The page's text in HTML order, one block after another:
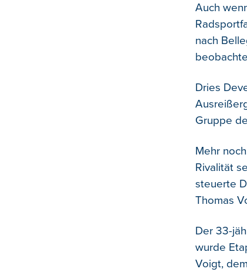
Auch
nach
Dries
Gruppe
Mehr
Rivalität
steuerte
Thomas
Der 33-
wurde
Voigt,